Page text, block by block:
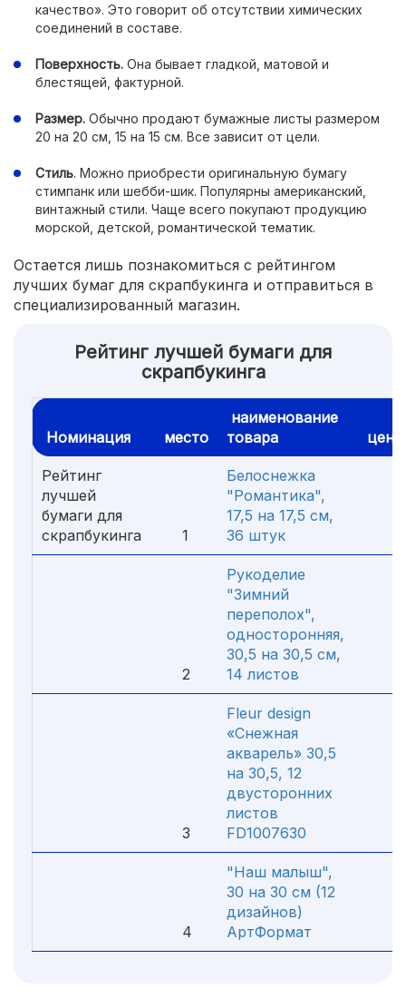
качество». Это говорит об отсутствии химических
соединений в составе.
Поверхность. Она бывает гладкой, матовой и
блестящей, фактурной.
Размер. Обычно продают бумажные листы размером
20 на 20 см, 15 на 15 см. Все зависит от цели.
Стиль. Можно приобрести оригинальную бумагу
стимпанк или шебби-шик. Популярны американский,
винтажный стили. Чаще всего покупают продукцию
морской, детской, романтической тематик.
Остается лишь познакомиться с рейтингом
лучших бумаг для скрапбукинга и отправиться в
специализированный магазин.
Рейтинг лучшей бумаги для
скрапбукинга
Номинация место
наименование
товара
цена
Рейтинг
лучшей
бумаги для
скрапбукинга
1
Белоснежка
"Романтика",
17,5 на 17,5 см,
36 штук
2
Рукоделие
"Зимний
переполох",
односторонняя,
30,5 на 30,5 см,
14 листов
3
Fleur design
«Снежная
акварель» 30,5
на 30,5, 12
двусторонних
листов
FD1007630
4
"Наш малыш",
30 на 30 см (12
дизайнов)
АртФормат